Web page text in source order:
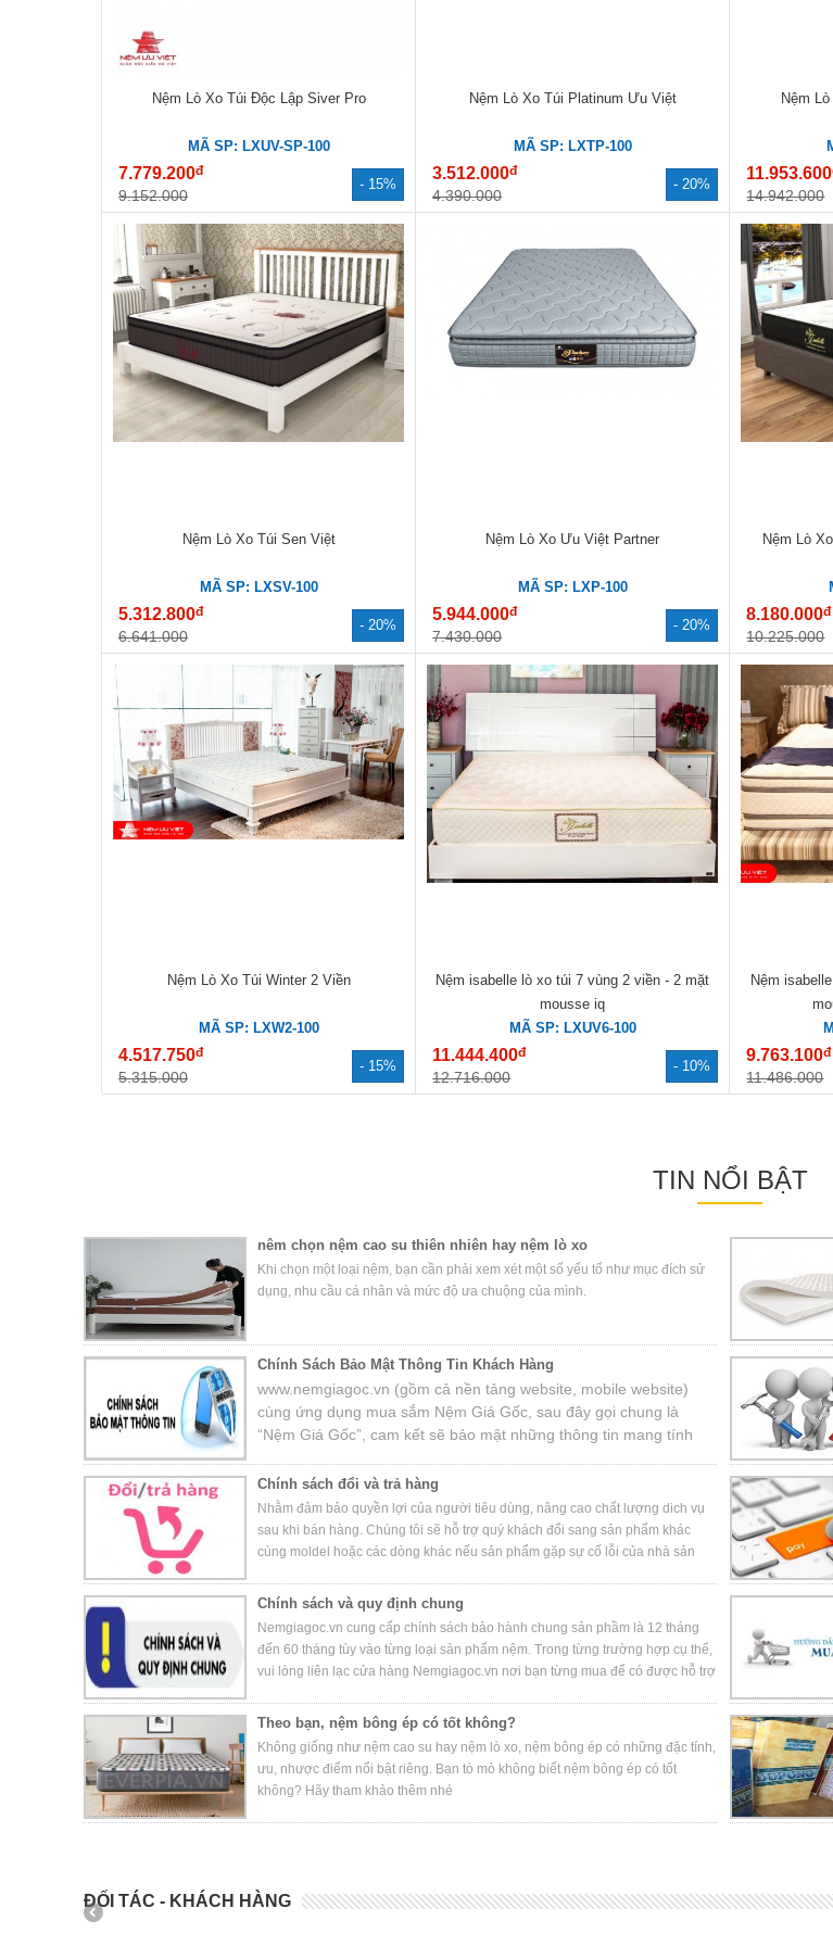
- 15%
Nệm Lò Xo Túi Độc Lập Siver Pro
MÃ SP: LXUV-SP-100
7.779.200đ
9.152.000
- 20%
Nệm Lò Xo Túi Platinum Ưu Việt
MÃ SP: LXTP-100
3.512.000đ
4.390.000
Nệm
11.953.600
14.942.000
- 20%
Nệm Lò Xo Túi Sen Việt
MÃ SP: LXSV-100
5.312.800đ
6.641.000
- 20%
Nệm Lò Xo Ưu Việt Partner
MÃ SP: LXP-100
5.944.000đ
7.430.000
Nệm Lò
8.180.000đ
10.225.000
- 15%
Nệm Lò Xo Túi Winter 2 Viền
MÃ SP: LXW2-100
4.517.750đ
5.315.000
- 10%
Nệm isabelle lò xo túi 7 vùng 2 viền - 2 mặt
mousse iq
MÃ SP: LXUV6-100
11.444.400đ
12.716.000
Nệm
9.763.100đ
11.486.000
TIN NỔI BẬT
nêm chọn nệm cao su thiên nhiên hay nệm lò xo
Khi chọn một loại nệm, bạn cần phải xem xét một số yếu tố như mục đích sử
dụng, nhu cầu cá nhân và mức độ ưa chuộng của mình.
Chính Sách Bảo Mật Thông Tin Khách Hàng
www.nemgiagoc.vn (gồm cả nền tảng website, mobile website)
cùng ứng dụng mua sắm Nệm Giá Gốc, sau đây gọi chung là
“Nệm Giá Gốc”, cam kết sẽ bảo mật những thông tin mang tính
mật” dưới đây trước khi truy cập những nội dung khác để hiểu hơn
những cam kết mà chúng tôi thực hiện, nhằm tôn trọng và bảo vệ
quyền lợi của người truy cập:
Chính sách đổi và trả hàng
Nhằm đảm bảo quyền lợi của người tiêu dùng, nâng cao chất lượng dich vụ
sau khi bán hàng. Chúng tôi sẽ hỗ trợ quý khách đổi sang sản phẩm khác
cùng moldel hoặc các dòng khác nếu sản phẩm gặp sự cố lỗi của nhà sản
Chính sách và quy định chung
Nemgiagoc.vn cung cấp chính sách bảo hành chung sản phầm là 12 tháng
đến 60 tháng tùy vào từng loại sản phẩm nệm. Trong từng trường hợp cụ thể,
vui lòng liên lạc cửa hàng Nemgiagoc.vn nơi bạn từng mua để có được hỗ trợ
Theo bạn, nệm bông ép có tốt không?
Không giống như nệm cao su hay nệm lò xo, nệm bông ép có những đặc tính,
ưu, nhược điểm nổi bật riêng. Bạn tò mò không biết nệm bông ép có tốt
không? Hãy tham khảo thêm nhé
ĐỐI TÁC - KHÁCH HÀNG